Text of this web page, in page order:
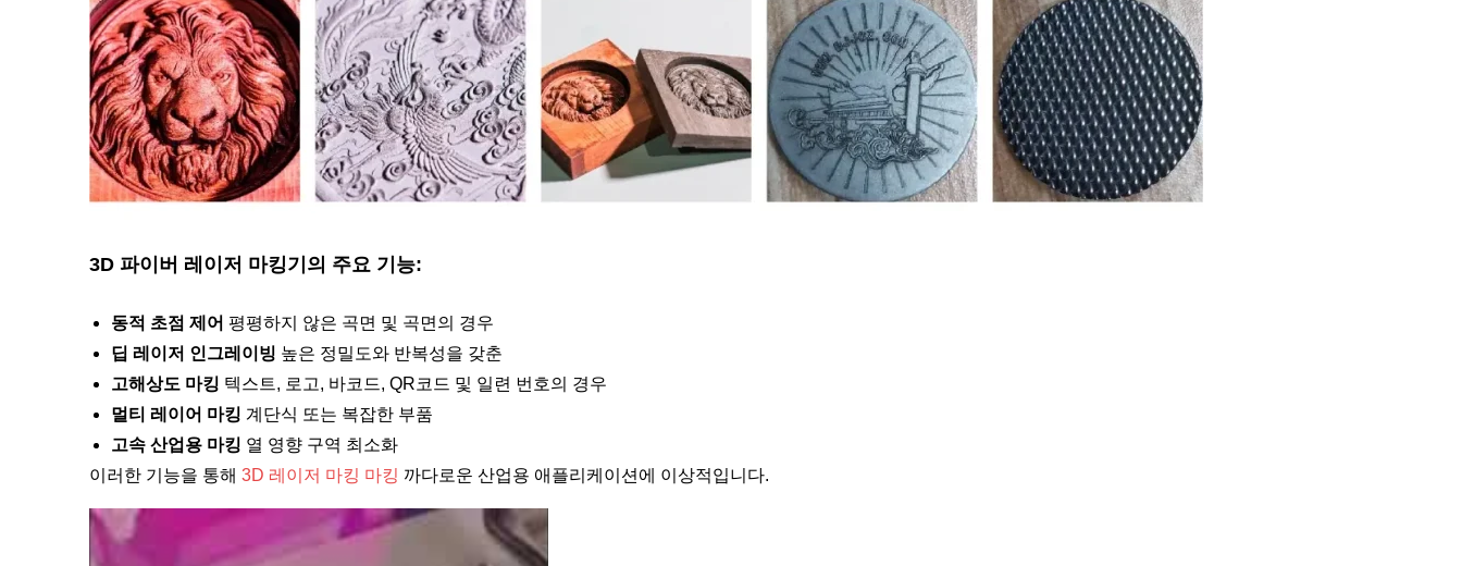
3D 파이버 레이저 마킹기의 주요 기능:
동적 초점 제어 평평하지 않은 곡면 및 곡면의 경우
딥 레이저 인그레이빙 높은 정밀도와 반복성을 갖춘
고해상도 마킹 텍스트, 로고, 바코드, QR코드 및 일련 번호의 경우
멀티 레이어 마킹 계단식 또는 복잡한 부품
고속 산업용 마킹 열 영향 구역 최소화
이러한 기능을 통해 3D 레이저 마킹 마킹 까다로운 산업용 애플리케이션에 이상적입니다.